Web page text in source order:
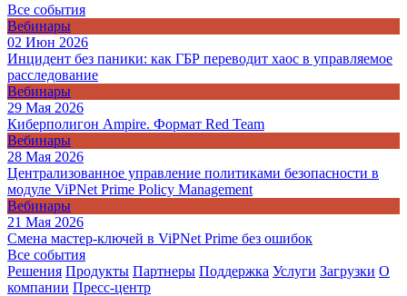
Все события
Вебинары
02 Июн 2026
Инцидент без паники: как ГБР переводит хаос в управляемое
расследование
Вебинары
29 Мая 2026
Киберполигон Ampire. Формат Red Team
Вебинары
28 Мая 2026
Централизованное управление политиками безопасности в
модуле ViPNet Prime Policy Management
Вебинары
21 Мая 2026
Смена мастер-ключей в ViPNet Prime без ошибок
Все события
Решения Продукты Партнeры Поддержка Услуги Загрузки О
компании Пресс-центр